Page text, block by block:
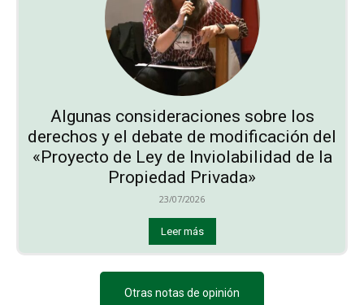
Algunas consideraciones sobre los
derechos y el debate de modificación del
«Proyecto de Ley de Inviolabilidad de la
Propiedad Privada»
23/07/2026
Leer más
Otras notas de opinión